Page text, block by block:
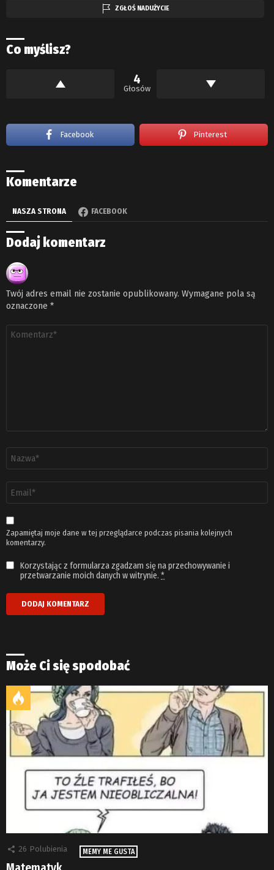
ZGŁOŚ NADUŻYCIE
Co myślisz?
4
Głosów
Facebook Pinterest
Komentarze
NASZA STRONA FACEBOOK
Dodaj komentarz
Twój adres email nie zostanie opublikowany. Wymagane pola są
oznaczone *
Komentarz
email
*
Zapamiętaj moje dane w tej przeglądarce podczas pisania kolejnych
komentarzy.
Korzystając z formularza zgadzam się na przechowywanie i
przetwarzanie moich danych w witrynie. *
Może Ci się spodobać
26 Polubienia MEMY ME GUSTA